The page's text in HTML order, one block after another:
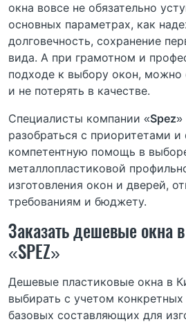
окна вовсе не обязательно
основных параметрах, как
долговечность, сохранение
вида. А при грамотном и
подходе к выбору окон, можно
и не потерять в качестве.
Специалисты компании «Spez»
разобраться с приоритетами и
компетентную помощь в
металлопластиковой
изготовления окон и дверей,
требованиям и бюджету.
Заказать дешевые окна
«SPEZ»
Дешевые пластиковые окна в
выбирать с учетом
базовых составляющих для